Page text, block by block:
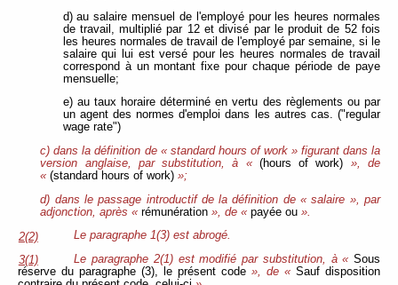
d) au salaire mensuel de l'employé pour les heures normales
de travail, multiplié par 12 et divisé par le produit de 52 fois
les heures normales de travail de l'employé par semaine, si le
salaire qui lui est versé pour les heures normales de travail
correspond à un montant fixe pour chaque période de paye
mensuelle;
e) au taux horaire déterminé en vertu des règlements ou par
un agent des normes d'emploi dans les autres cas. ("regular
wage rate")
c) dans la définition de « standard hours of work » figurant dans la
version anglaise, par substitution, à « (hours of work) », de
«(standard hours of work) »;
d) dans le passage introductif de la définition de « salaire », par
adjonction, après «rémunération», de « payée ou ».
2(2)
Le paragraphe 1(3) est abrogé.
3(1)
Le paragraphe 2(1) est modifié par substitution, à « Sous
réserve du paragraphe (3), le présent code », de « Sauf disposition